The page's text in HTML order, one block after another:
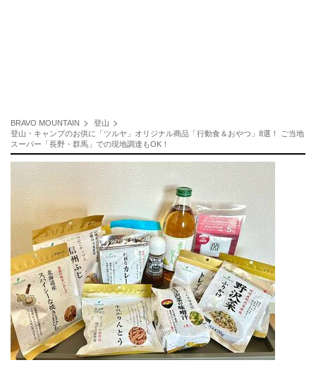
BRAVO MOUNTAIN
登山
登山・キャンプのお供に「ツルヤ」オリジナル商品「行動食＆おやつ」8選！ ご当地
スーパー「長野・群馬」での現地調達もOK！